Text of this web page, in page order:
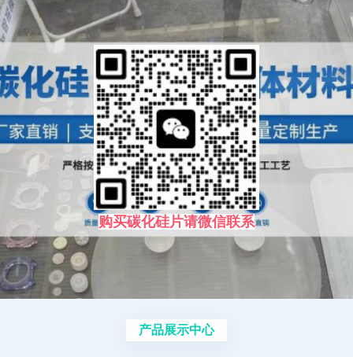
购买碳化硅片请微信联系
产品展示中心